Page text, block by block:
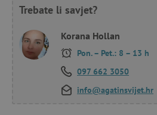
Trebate li savjet?
Korana Hollan
Pon. – Pet.: 8 – 13 h
097 662 3050
info@agatinsvijet.hr